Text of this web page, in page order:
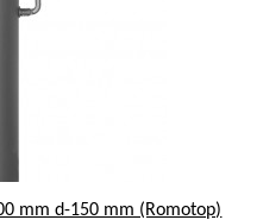
mm d-150 mm (Romotop)